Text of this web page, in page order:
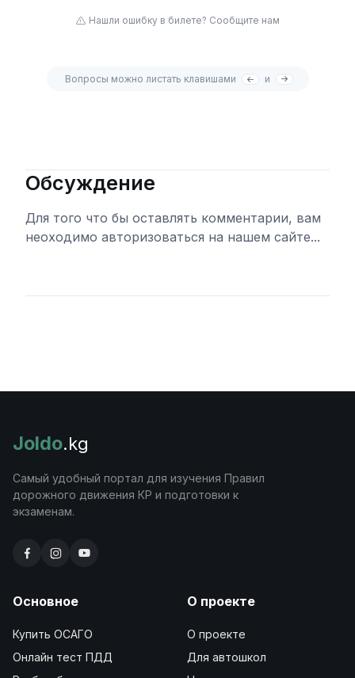
Нашли ошибку в билете? Сообщите нам
Вопросы можно листать клавишами и
Обсуждение
Для того что бы оставлять комментарии, вам
неоходимо авторизоваться на нашем сайте...
Joldo.kg
Самый удобный портал для изучения Правил
дорожного движения КР и подготовки к
экзаменам.
Основное
Купить ОСАГО
Онлайн тест ПДД
О проекте
О проекте
Для автошкол